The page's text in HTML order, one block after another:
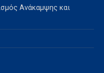
Ανάκαμψης και